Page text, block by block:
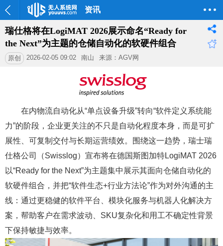
资讯
瑞仕格将在LogiMAT 2026展示命名“Ready for
the Next”为主题的仓储自动化的软硬件组合
原创 2026-02-05 09:02 南山 来源：AGV网
在内物流自动化从“单点设备升级”转向“软件定义系统能
力”的阶段，企业更关注的不只是自动化程度本身，而是可扩
展性、可复制交付与长期运营绩效。围绕这一趋势，瑞士瑞
仕格公司（Swisslog）宣布将在德国斯图加特LogiMAT 2026
以“Ready for the Next”为主题集中展示其面向仓储自动化的
软硬件组合，并把“软件生态+行业方法论”作为对外沟通的主
线：通过更稳健的软件平台、模块化服务与机器人化解决方
案，帮助客户在需求波动、SKU复杂化和用工不确定性背景
下保持敏捷与效率。